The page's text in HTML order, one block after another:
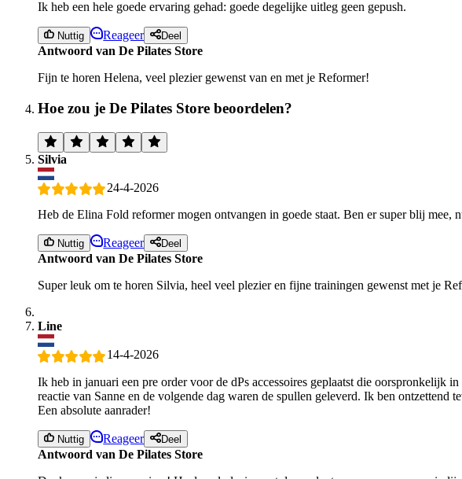
Ik heb een hele goede ervaring gehad: goede degelijke uitleg geen gepush.
Nuttig Reageer Deel
Antwoord van De Pilates Store
Fijn te horen Helena, veel plezier gewenst van en met je Reformer!
Hoe zou je De Pilates Store beoordelen?
Silvia
24-4-2026
Heb de Elina Fold reformer mogen ontvangen in goede staat. Ben er super blij
Nuttig Reageer Deel
Antwoord van De Pilates Store
Super leuk om te horen Silvia, heel veel plezier en fijne trainingen gewenst met je
Line
14-4-2026
Ik heb in januari een pre order voor de dPs accessoires geplaatst die oorspronkelijk
reactie van Sanne en de volgende dag waren de spullen geleverd. Ik ben
Een absolute aanrader!
Nuttig Reageer Deel
Antwoord van De Pilates Store